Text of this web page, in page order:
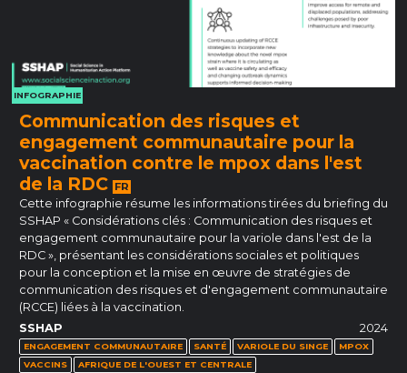
INFOGRAPHIE
Communication des risques et
engagement communautaire pour la
vaccination contre le mpox dans l'est
de la RDC FR
Cette infographie résume les informations tirées du briefing du
SSHAP « Considérations clés : Communication des risques et
engagement communautaire pour la variole dans l'est de la
RDC », présentant les considérations sociales et politiques
pour la conception et la mise en œuvre de stratégies de
communication des risques et d'engagement communautaire
(RCCE) liées à la vaccination.
SSHAP
2024
ENGAGEMENT COMMUNAUTAIRE SANTÉ VARIOLE DU SINGE
MPOX
VACCINS
AFRIQUE DE L'OUEST ET CENTRALE